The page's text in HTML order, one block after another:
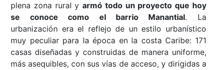
plena zona rural yarmó todo un proyecto que hoy
se conoce como el barrio Manantial. La
urbanización era el reflejo de un estilo urbanístico
muy peculiar para la época en la costa Caribe: 171
casas diseñadas y construidas de manera uniforme,
más asequibles, con sus vías de acceso, y dirigidas a